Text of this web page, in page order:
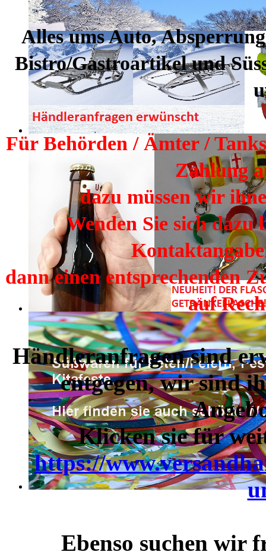
Alles ums Auto,
Bistro/Gastroartikel und
Für Behörden / Ämter /
Zahlung
dazu müssen wir
Wenden Sie sich
dann einen entsprechenden
auf
Händleranfragen sind
entgegen, wir sind
Klicken sie für
https://
Ebenso suchen wir